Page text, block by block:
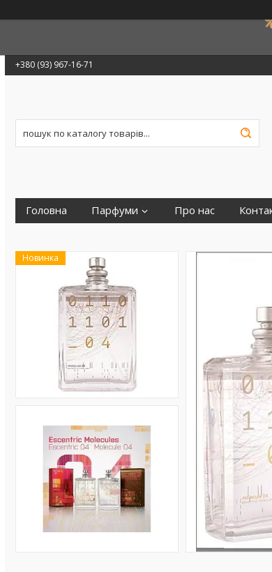
+380 (93) 967-16-71
Головна Парфуми Про нас
Новинка